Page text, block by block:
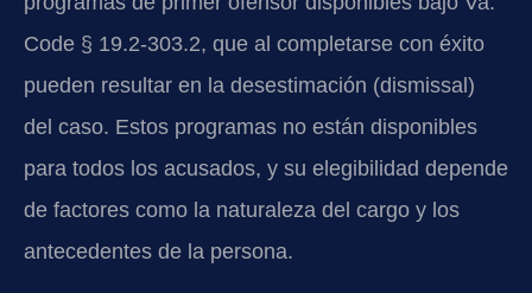
Code § 19.2-303.2, que al completarse con éxito
pueden resultar en la desestimación (dismissal)
del caso. Estos programas no están disponibles
para todos los acusados, y su elegibilidad depende
de factores como la naturaleza del cargo y los
antecedentes de la persona.